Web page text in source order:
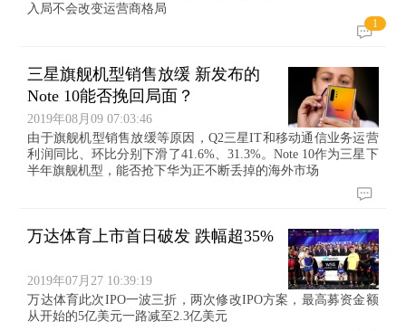
入局不会改变运营商格局
1
三星旗舰机型销售放缓 新发布的
Note 10能否挽回局面？
2019年08月09 07:03:46
由于旗舰机型销售放缓等原因，Q2三星IT和移动通信业务运营
利润同比、环比分别下滑了41.6%、31.3%。Note 10作为三星下
半年旗舰机型，能否抢下华为正不断丢掉的海外市场
万达体育上市首日破发 跌幅超35%
2019年07月27 10:39:19
万达体育此次IPO一波三折，两次修改IPO方案，最高募资金额
从开始的5亿美元一路减至2.3亿美元